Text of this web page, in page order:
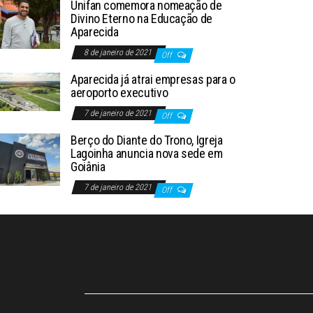
Unifan comemora nomeação de
Divino Eterno na Educação de
Aparecida
8 de janeiro de 2021 Off
Aparecida já atrai empresas para o
aeroporto executivo
7 de janeiro de 2021 Off
Berço do Diante do Trono, Igreja
Lagoinha anuncia nova sede em
Goiânia
7 de janeiro de 2021 Off